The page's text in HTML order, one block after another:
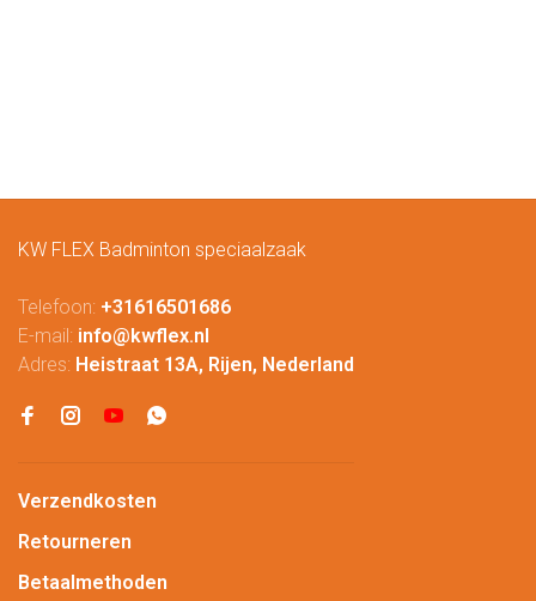
KW FLEX Badminton speciaalzaak
Telefoon: +31616501686
E-mail: info@kwflex.nl
Adres: Heistraat 13A, Rijen, Nederland
Verzendkosten
Retourneren
Betaalmethoden